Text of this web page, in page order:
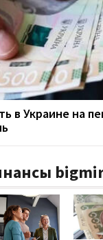
в Украине на